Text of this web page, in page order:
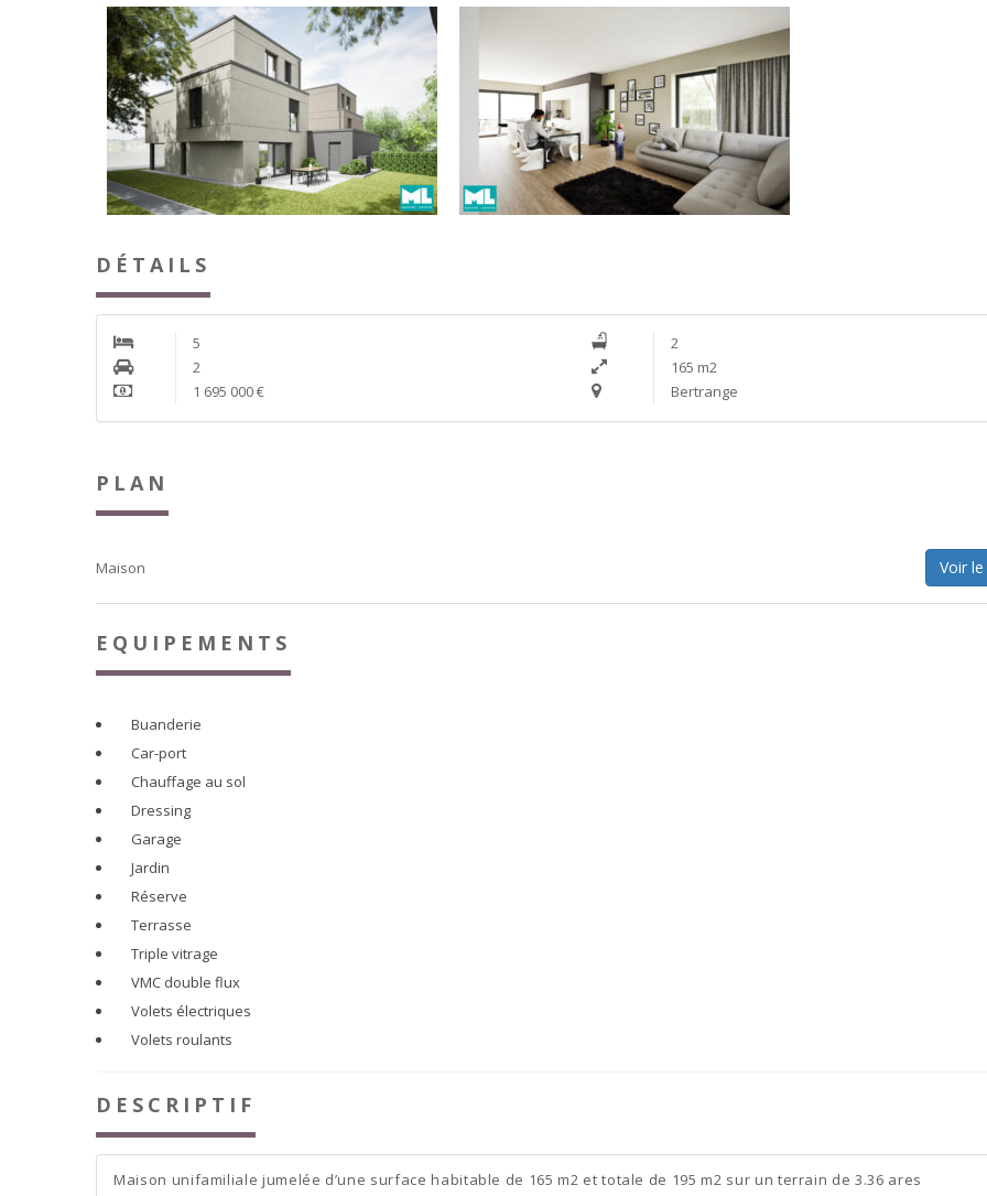
DÉTAILS
5
2
1 695 000 €
2
165 m2
Bertrange
PLAN
Maison Voir
EQUIPEMENTS
Buanderie
Car-port
Chauffage au sol
Dressing
Garage
Jardin
Réserve
Terrasse
Triple vitrage
VMC double flux
Volets électriques
Volets roulants
DESCRIPTIF
Maison unifamiliale jumelée d’une surface habitable de 165 m2 et totale de 195 m2 sur un terrain de 3.36 ares